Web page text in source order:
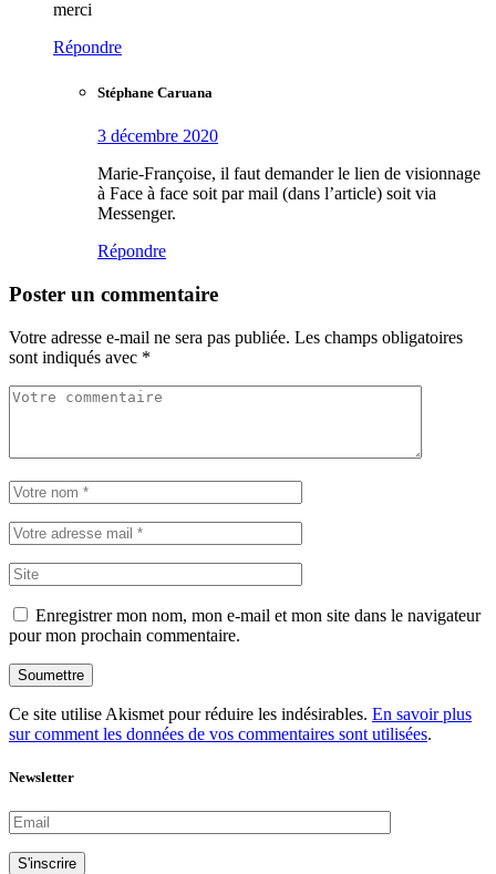
merci
Répondre
Stéphane Caruana
3 décembre 2020
Marie-Françoise, il faut demander le lien de visionnage
à Face à face soit par mail (dans l’article) soit via
Messenger.
Répondre
Poster un commentaire
Votre adresse e-mail ne sera pas publiée. Les champs obligatoires
sont indiqués avec *
Enregistrer mon nom, mon e-mail et mon site dans le navigateur
pour mon prochain commentaire.
Soumettre
Ce site utilise Akismet pour réduire les indésirables. En savoir plus
sur comment les données de vos commentaires sont utilisées.
Newsletter
S'inscrire